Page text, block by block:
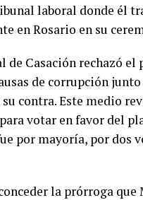
laboral donde él
en Rosario en su
de Casación rechazó
de corrupción
contra. Este medio
votar en favor del
por mayoría, por dos
la prórroga que